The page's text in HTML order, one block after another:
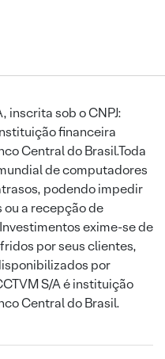
inscrita sob o CNPJ:
financeira
Central do Brasil.Toda
de computadores
podendo impedir
ou a recepção de
exime-se de
por seus clientes,
por
S/A é instituição
Central do Brasil.